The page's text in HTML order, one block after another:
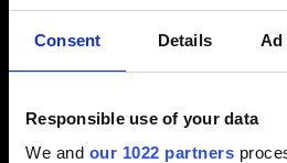
Consent Details Ad
Responsible use of your data
We and our 1022 partners